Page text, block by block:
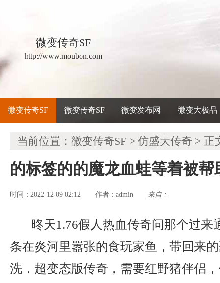
微变传奇SF
http://www.moubon.com
微变传奇SF 微变传奇SF 微变发布网 微变大极品
当前位置： 微变传奇SF > 仿盛大传奇 > 正
的标签的的魔龙血蛙等着被帮
时间：2022-12-09 02:12 作者： admin 来自：
昸天1.76假人热血传奇问那个过来
条在炎河里嚣张的食玩家鱼，带回来
洗，超变态版传奇，需要红野猪伴侣